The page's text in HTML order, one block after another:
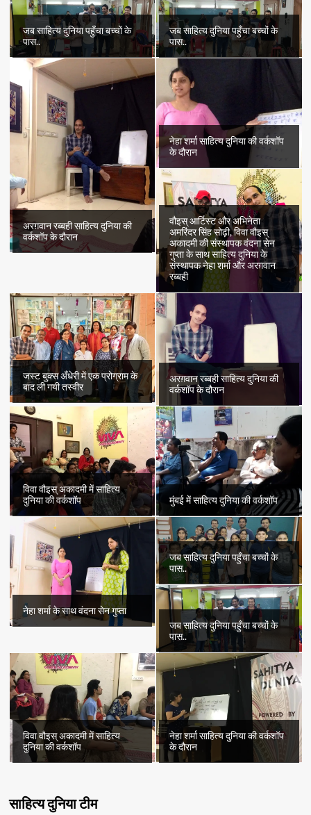
जब साहित्य दुनिया पहुँचा बच्चों के
पास..
जब साहित्य दुनिया पहुँचा बच्चों के
पास..
अरग़वान रब्बही साहित्य दुनिया की
वर्कशॉप के दौरान
नेहा शर्मा साहित्य दुनिया की वर्कशॉप
के दौरान
वौइस् आर्टिस्ट और अभिनेता
अमरिंदर सिंह सोढ़ी, विवा वौइस्
अकादमी की संस्थापक वंदना सेन
गुप्ता के साथ साहित्य दुनिया के
संस्थापक नेहा शर्मा और अरग़वान
रब्बही
जस्ट बुक्स अँधेरी में एक प्रोग्राम के
बाद ली गयी तस्वीर
अरग़वान रब्बही साहित्य दुनिया की
वर्कशॉप के दौरान
विवा वौइस् अकादमी में साहित्य
दुनिया की वर्कशॉप
मुंबई में साहित्य दुनिया की वर्कशॉप
नेहा शर्मा के साथ वंदना सेन गुप्ता
जब साहित्य दुनिया पहुँचा बच्चों के
पास..
जब साहित्य दुनिया पहुँचा बच्चों के
पास..
विवा वौइस् अकादमी में साहित्य
दुनिया की वर्कशॉप
नेहा शर्मा साहित्य दुनिया की वर्कशॉप
के दौरान
साहित्य दुनिया टीम